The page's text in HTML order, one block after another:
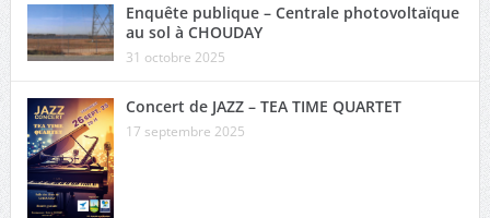
Enquête publique – Centrale photovoltaïque
au sol à CHOUDAY
31 octobre 2025
Concert de JAZZ – TEA TIME QUARTET
17 septembre 2025